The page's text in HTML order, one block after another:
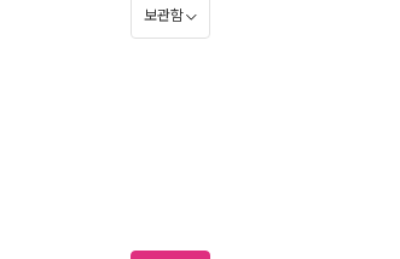
보관함